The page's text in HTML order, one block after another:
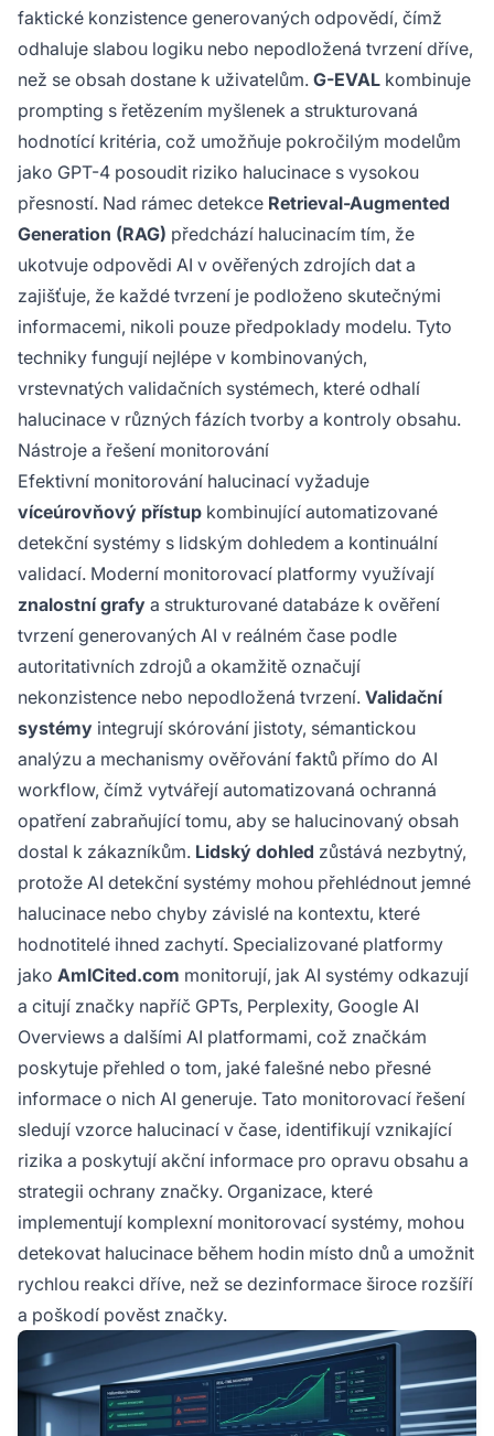
faktické konzistence generovaných odpovědí, čímž
odhaluje slabou logiku nebo nepodložená tvrzení dříve,
než se obsah dostane k uživatelům. G-EVAL kombinuje
prompting s řetězením myšlenek a strukturovaná
hodnotící kritéria, což umožňuje pokročilým modelům
jako GPT-4 posoudit riziko halucinace s vysokou
přesností. Nad rámec detekce Retrieval-Augmented
Generation (RAG) předchází halucinacím tím, že
ukotvuje odpovědi AI v ověřených zdrojích dat a
zajišťuje, že každé tvrzení je podloženo skutečnými
informacemi, nikoli pouze předpoklady modelu. Tyto
techniky fungují nejlépe v kombinovaných,
vrstevnatých validačních systémech, které odhalí
halucinace v různých fázích tvorby a kontroly obsahu.
Nástroje a řešení monitorování
Efektivní monitorování halucinací vyžaduje
víceúrovňový přístup kombinující automatizované
detekční systémy s lidským dohledem a kontinuální
validací. Moderní monitorovací platformy využívají
znalostní grafy a strukturované databáze k ověření
tvrzení generovaných AI v reálném čase podle
autoritativních zdrojů a okamžitě označují
nekonzistence nebo nepodložená tvrzení. Validační
systémy integrují skórování jistoty, sémantickou
analýzu a mechanismy ověřování faktů přímo do AI
workflow, čímž vytvářejí automatizovaná ochranná
opatření zabraňující tomu, aby se halucinovaný obsah
dostal k zákazníkům. Lidský dohled zůstává nezbytný,
protože AI detekční systémy mohou přehlédnout jemné
halucinace nebo chyby závislé na kontextu, které
hodnotitelé ihned zachytí. Specializované platformy
jako AmICited.com monitorují, jak AI systémy odkazují
a citují značky napříč GPTs, Perplexity, Google AI
Overviews a dalšími AI platformami, což značkám
poskytuje přehled o tom, jaké falešné nebo přesné
informace o nich AI generuje. Tato monitorovací řešení
sledují vzorce halucinací v čase, identifikují vznikající
rizika a poskytují akční informace pro opravu obsahu a
strategii ochrany značky. Organizace, které
implementují komplexní monitorovací systémy, mohou
detekovat halucinace během hodin místo dnů a umožnit
rychlou reakci dříve, než se dezinformace široce rozšíří
a poškodí pověst značky.